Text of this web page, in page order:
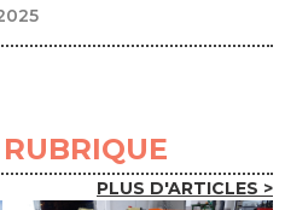
PLUS D'ARTICLES >